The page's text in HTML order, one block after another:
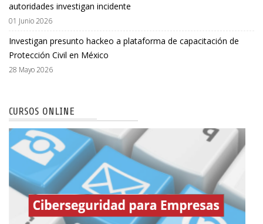
autoridades investigan incidente
01 Junio 2026
Investigan presunto hackeo a plataforma de capacitación de
Protección Civil en México
28 Mayo 2026
CURSOS ONLINE